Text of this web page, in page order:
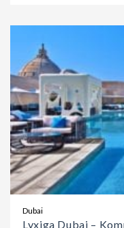
Dubai
Lyxiga Dubai –